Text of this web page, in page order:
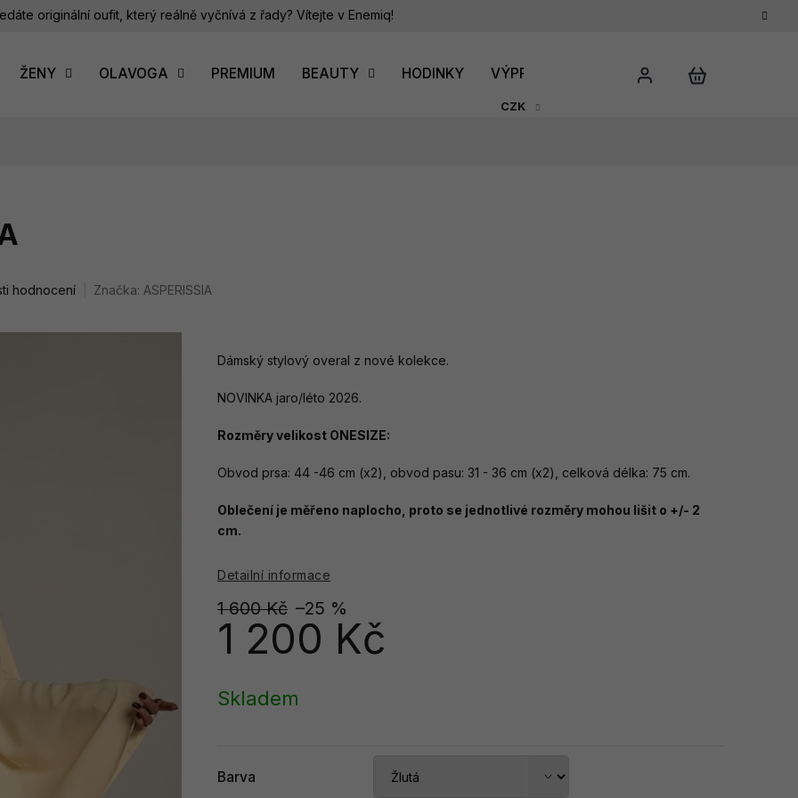
originální oufit, který reálně vyčnívá z řady? Vítejte v Enemiq!
CZK
ŽENY OLAVOGA PREMIUM BEAUTY HODINKY VÝPRODEJ DÁRKOVÝ POUKAZ
hodnocení Značka: ASPERISSIA
1 600 Kč –25 %
1 200 Kč
cena:
Skladem
Barva
Dámský stylový overal z nové kolekce.
NOVINKA jaro/léto 2026.
Rozměry velikost ONESIZE:
Obvod prsa: 44 -46 cm (x2), obvod pasu: 31 - 36 cm (x2), celková délka: 75 cm.
Oblečení je měřeno naplocho, proto se jednotlivé rozměry mohou lišit o +/- 2
cm.
Detailní informace